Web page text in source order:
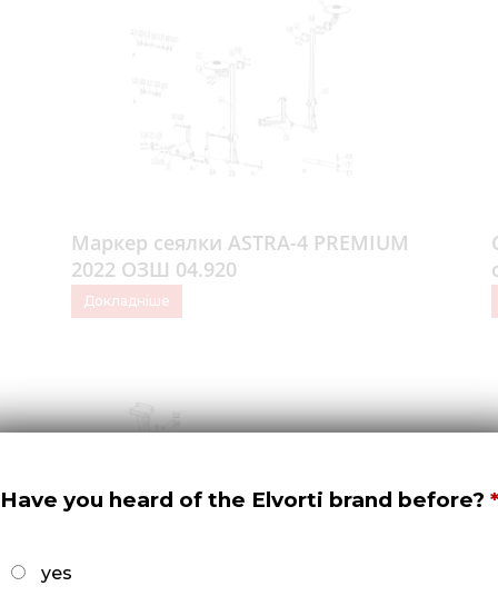
Маркер сеялки ASTRA-4 PREMIUM
2022 ОЗШ 04.920
Докладніше
Have you heard of the Elvorti brand before?
yes